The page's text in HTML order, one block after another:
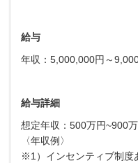
給与
年収：5,000,000円～
給与詳細
想定年収：500万円~900
〈年収例〉
※1）インセンティブ制度